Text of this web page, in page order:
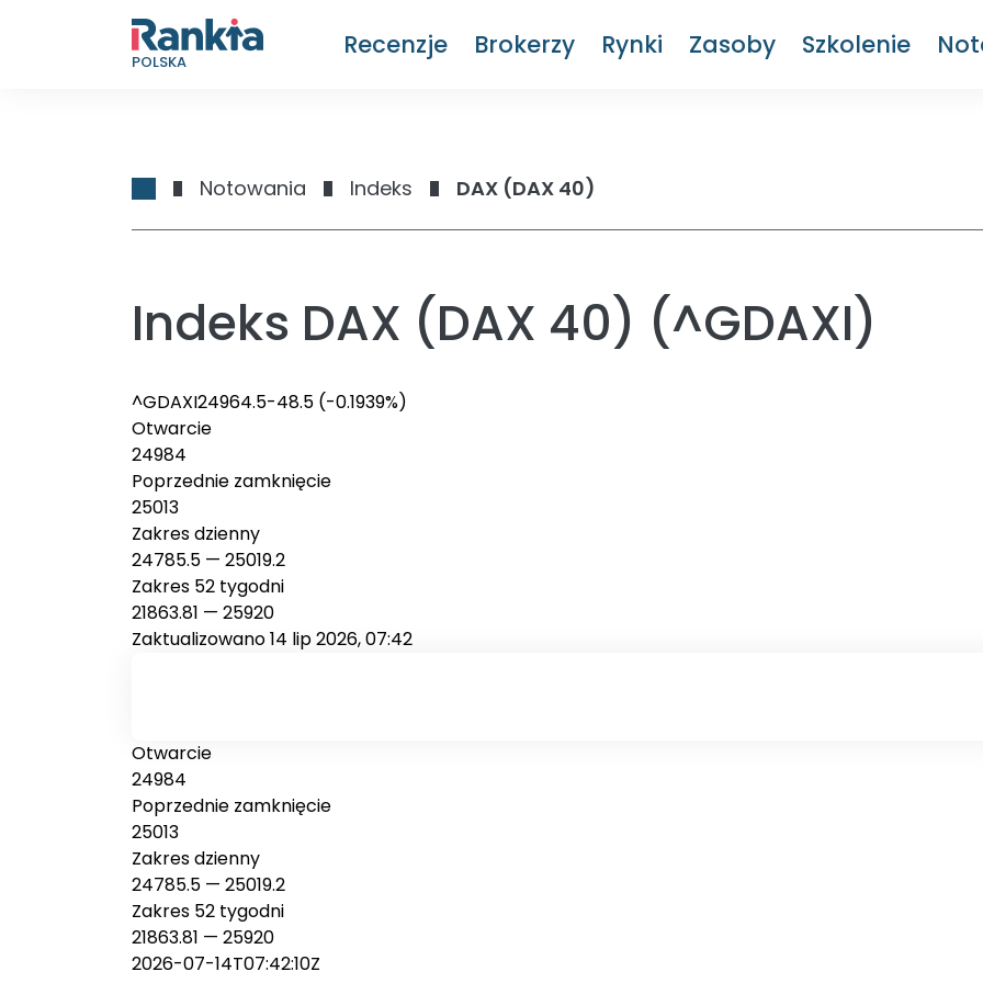
POLSKA
Recenzje Brokerzy Rynki Zasoby Szkolenie
Notowania Indeks DAX (DAX 40)
Indeks DAX (DAX 40) (^GDAXI)
^GDAXI24964.5-48.5 (-0.1939%)
Otwarcie
24984
Poprzednie zamknięcie
25013
Zakres dzienny
24785.5 — 25019.2
Zakres 52 tygodni
21863.81 — 25920
Zaktualizowano 14 lip 2026, 07:42
Otwarcie
24984
Poprzednie zamknięcie
25013
Zakres dzienny
24785.5 — 25019.2
Zakres 52 tygodni
21863.81 — 25920
2026-07-14T07:42:10Z